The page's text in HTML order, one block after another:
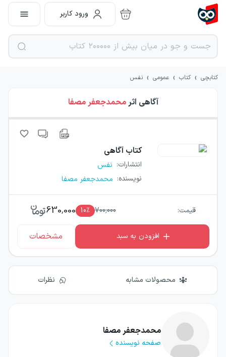
ورود کاربر
کتابچی › کتاب › عمومی › نفس
آگاهی اثرمحمدجعفر مصفا
کتاب آگاهی
انتشارات: نفس
نویسنده: محمدجعفر مصفا
قیمت: 700,000
10٪ 630,000
افزودن به سبد مشخصات
محصولات مشابه نظرات
محمدجعفر مصفا
صفحه نویسنده